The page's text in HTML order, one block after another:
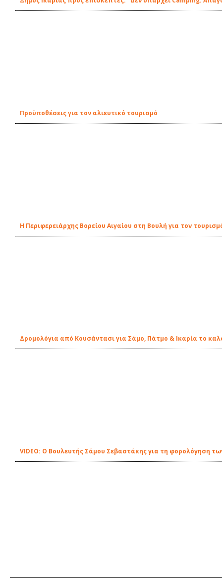
Προϋποθέσεις για τον αλιευτικό τουρισμό
Η Περιφερειάρχης Βορείου Αιγαίου στη Βουλή για τον
Δρομολόγια από Κουσάντασι για Σάμο, Πάτμο & Ικαρία το
VIDEO: Ο Βουλευτής Σάμου Σεβαστάκης για τη φορολόγηση